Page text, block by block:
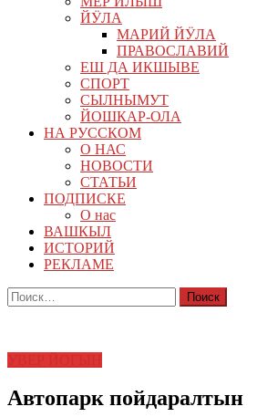
ЙӰЛА
МАРИЙ ЙӰЛА
ПРАВОСЛАВИЙ
ЕШ ДА ИКШЫВЕ
СПОРТ
СЫЛНЫМУТ
ЙОШКАР-ОЛА
НА РУССКОМ
О НАС
НОВОСТИ
СТАТЬИ
ПОДПИСКЕ
О нас
ВАШКЫЛ
ИСТОРИЙ
РЕКЛАМЕ
Найти:
Автопарк пойдаралтын